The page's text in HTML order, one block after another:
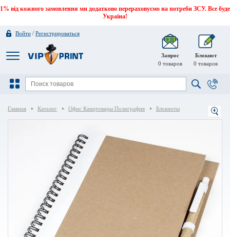
1% від кожного замовлення ми додатково перераховуємо на потреби ЗСУ. Все буде
Україна!
Войти /Регистрироваться
Запрос
0 товаров
Блокнот
0 товаров
Главная Каталог Офис Канцтовары Полиграфия Блокноты